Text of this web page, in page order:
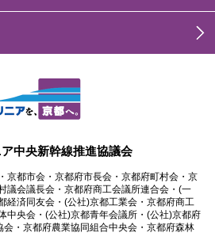
中央新幹線推進協議会
京都市会・京都府市長会・京都府町村会・京
議会議長会・京都府商工会議所連合会・(一
経済同友会・(公社)京都工業会・京都府商工
中央会・(公社)京都青年会議所・(公社)京都府
・京都府農業協同組合中央会・京都府森林